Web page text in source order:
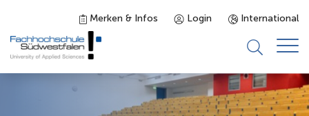
Merken & Infos Login International
Studieninteressierte